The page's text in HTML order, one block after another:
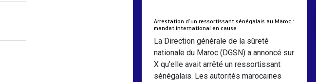
Arrestation d’un ressortissant sénégalais au Maroc :
mandat international en cause
La Direction générale de la sûreté
nationale du Maroc (DGSN) a annoncé sur
X qu’elle avait arrêté un ressortissant
sénégalais. Les autorités marocaines